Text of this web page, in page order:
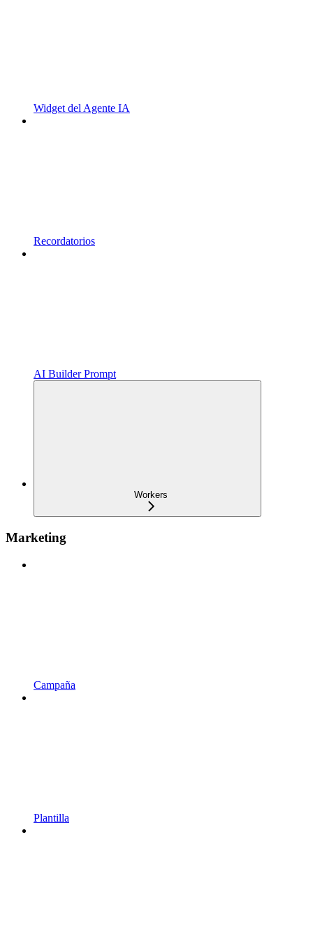
Widget del Agente IA
Recordatorios
AI Builder Prompt
Workers
Marketing
Campaña
Plantilla